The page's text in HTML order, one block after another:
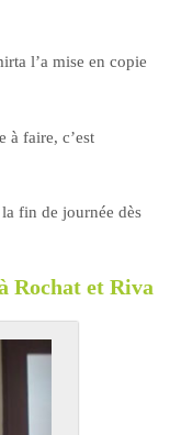
l’a mise en copie
à faire, c’est
fin de journée dès
Rochat et Riva